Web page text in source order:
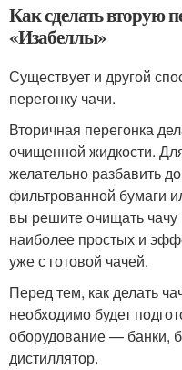
Как сделать вторую
«Изабеллы»
Существует и другой
перегонку чачи.
Вторичная перегонка
очищенной жидкости.
желательно разбавить
фильтрованной бумаги
вы решите очищать
наиболее простых и
уже с готовой чачей.
Перед тем, как делать
необходимо будет
оборудование — банки,
дистиллятор.